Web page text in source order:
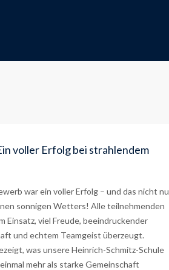
voller Erfolg bei strahlendem
war ein voller Erfolg – und das nicht
sonnigen Wetters! Alle teilnehmenden
Einsatz, viel Freude, beeindruckender
und echtem Teamgeist überzeugt.
was unsere Heinrich-Schmitz-Schule
mehr als starke Gemeinschaft